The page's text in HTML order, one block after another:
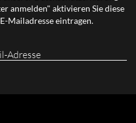
anmelden" aktivieren Sie diese
Mailadresse eintragen.